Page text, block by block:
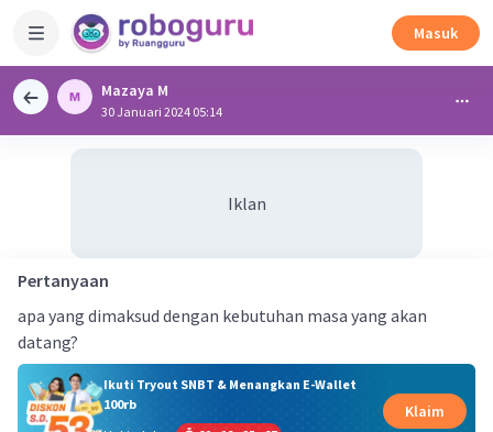
Masuk
Mazaya M
30 Januari 2024 05:14
Iklan
Pertanyaan
apa yang dimaksud dengan kebutuhan masa yang akan
datang?
Ikuti Tryout SNBT & Menangkan E-Wallet
100rb
Klaim